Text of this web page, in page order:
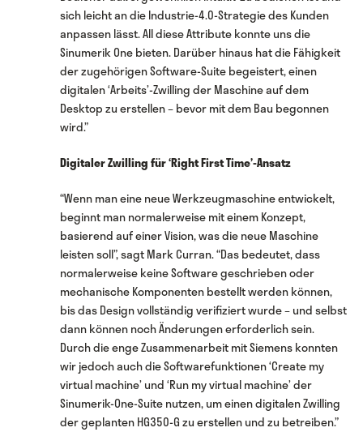
sich leicht an die Industrie-4.0-Strategie des Kunden
anpassen lässt. All diese Attribute konnte uns die
Sinumerik One bieten. Darüber hinaus hat die Fähigkeit
der zugehörigen Software-Suite begeistert, einen
digitalen ‘Arbeits’-Zwilling der Maschine auf dem
Desktop zu erstellen – bevor mit dem Bau begonnen
wird.”
Digitaler Zwilling für ‘Right First Time’-Ansatz
“Wenn man eine neue Werkzeugmaschine entwickelt,
beginnt man normalerweise mit einem Konzept,
basierend auf einer Vision, was die neue Maschine
leisten soll”, sagt Mark Curran. “Das bedeutet, dass
normalerweise keine Software geschrieben oder
mechanische Komponenten bestellt werden können,
bis das Design vollständig verifiziert wurde – und selbst
dann können noch Änderungen erforderlich sein.
Durch die enge Zusammenarbeit mit Siemens konnten
wir jedoch auch die Softwarefunktionen ‘Create my
virtual machine’ und ‘Run my virtual machine’ der
Sinumerik-One-Suite nutzen, um einen digitalen Zwilling
der geplanten HG350-G zu erstellen und zu betreiben.”